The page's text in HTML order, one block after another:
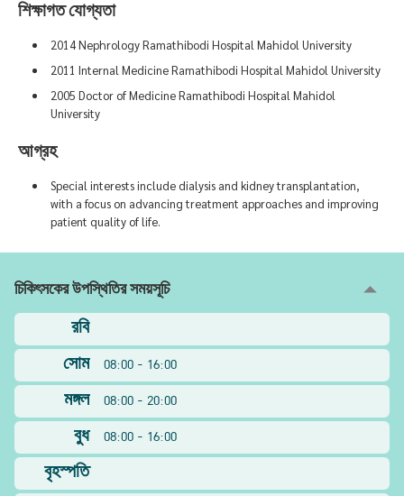
শিক্ষাগত যোগ্যতা
2014 Nephrology Ramathibodi Hospital Mahidol University
2011 Internal Medicine Ramathibodi Hospital Mahidol University
2005 Doctor of Medicine Ramathibodi Hospital Mahidol
University
আগ্রহ
Special interests include dialysis and kidney transplantation,
with a focus on advancing treatment approaches and improving
patient quality of life.
চিকিৎসকের উপস্থিতির সময়সূচি
রবি
সোম
08:00 - 16:00
মঙ্গল
08:00 - 20:00
বুধ
08:00 - 16:00
বৃহস্পতি